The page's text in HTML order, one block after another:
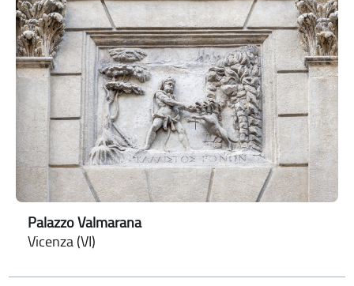
Palazzo Valmarana
Vicenza (VI)